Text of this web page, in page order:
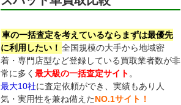
車の一括査定を考えているならまずは最優先
に利用したい！ 全国規模の大手から地域密
着・専門店型など登録している買取業者数が非
常に多く最大級の一括査定サイト。
最大10社に査定依頼ができ、実績もあり人
気・実用性を兼ね備えたNO.1サイト！